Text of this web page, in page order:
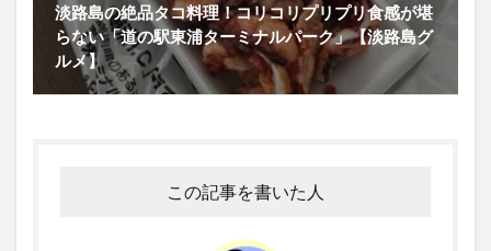
淡路島の絶品タコ料理！コリコリプリプリ食感が堪
らない「道の駅東浦ターミナルパーク」【淡路島グ
ルメ】
この記事を書いた人